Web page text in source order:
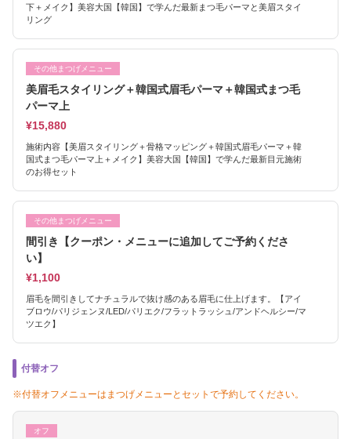
下＋メイク】美容大国【韓国】で学んだ最新まつ毛パーマと美眉スタイ
リング
その他まつげメニュー
美眉毛スタイリング＋韓国式眉毛パーマ＋韓国式まつ毛
パーマ上
¥15,880
施術内容【美眉スタイリング＋骨格マッピング＋韓国式眉毛パーマ＋韓
国式まつ毛パーマ上＋メイク】美容大国【韓国】で学んだ最新目元施術
のお得セット
その他まつげメニュー
間引き【クーポン・メニューに追加してご予約くださ
い】
¥1,100
眉毛を間引きしてナチュラルで抜け感のある眉毛に仕上げます。【アイ
ブロウ/パリジェンヌ/LED/パリエク/フラットラッシュ/アンドヘルシー/マ
ツエク】
付替オフ
※付替オフメニューはまつげメニューとセットで予約してください。
オフ